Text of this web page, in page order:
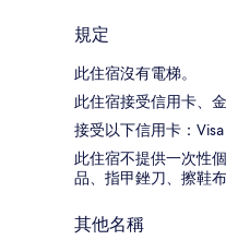
規定
此住宿沒有電梯。
此住宿接受信用卡、
接受以下信用卡：
此住宿不提供一次性
品、指甲銼刀、擦鞋布
其他名稱